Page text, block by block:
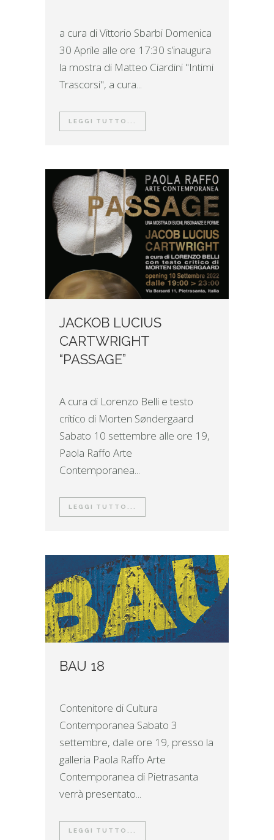
a cura di Vittorio Sbarbi Domenica
30 Aprile alle ore 17:30 s’inaugura
la mostra di Matteo Ciardini "Intimi
Trascorsi", a cura...
LEGGI TUTTO...
JACKOB LUCIUS
CARTWRIGHT
“PASSAGE”
A cura di Lorenzo Belli e testo
critico di Morten Søndergaard
Sabato 10 settembre alle ore 19,
Paola Raffo Arte
Contemporanea...
LEGGI TUTTO...
BAU 18
Contenitore di Cultura
Contemporanea Sabato 3
settembre, dalle ore 19, presso la
galleria Paola Raffo Arte
Contemporanea di Pietrasanta
verrà presentato...
LEGGI TUTTO...